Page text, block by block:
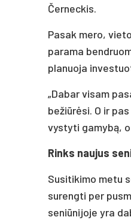
Černeckis.
Pasak mero,
parama
planuoja
„Dabar visam
bežiūrėsi. O ir
vystyti gamybą,
Rinks naujus
Susitikimo metu
surengti per
seniūnijoje yra